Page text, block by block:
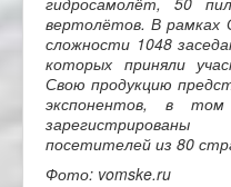
вертолётов. В рамках
сложности 1048
которых приняли
Свою продукцию
экспонентов, в
посетителей из 80
Фото: vomske.ru